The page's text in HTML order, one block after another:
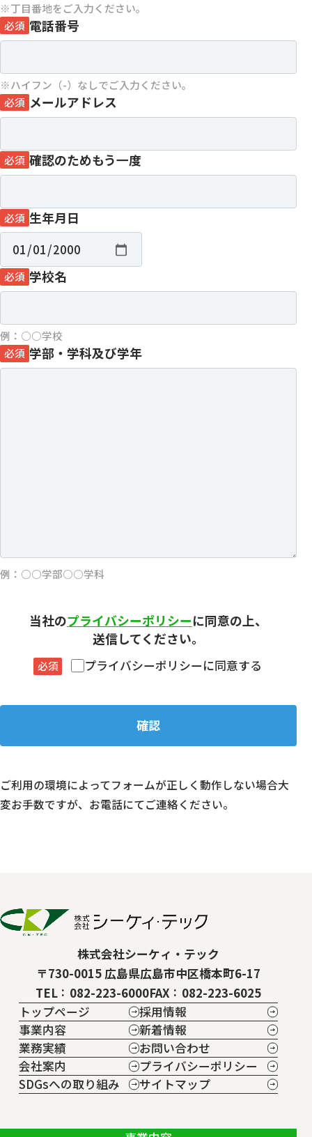
丁目番地をご入力ください。
必須 電話番号
ハイフン（-）なしでご入力ください。
必須 メールアドレス
必須 確認のためもう一度
必須 生年月日
必須 学校名
例：○○学校
必須 学部・学科及び学年
例：○○学部○○学科
当社のプライバシーポリシーに同意の上、
送信してください。
必須 プライバシーポリシーに同意する
ご利用の環境によってフォームが正しく動作しない場合大
変お手数ですが、お電話にてご連絡ください。
株式会社シーケィ・テック
〒730-0015 広島県広島市中区橋本町6-17
TEL
082-223-6000FAX
082-223-6025
トップページ
事業内容
業務実績
会社案内
SDGsへの取り組み
採用情報
新着情報
お問い合わせ
プライバシーポリシー
サイトマップ